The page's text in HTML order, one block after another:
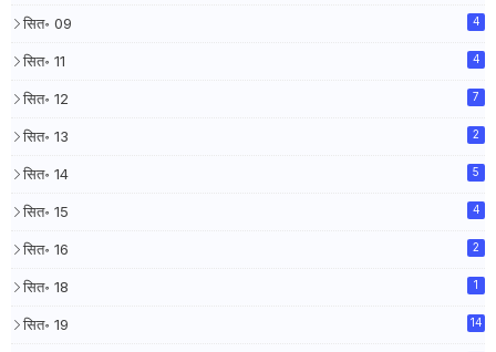
सित॰ 09 4
सित॰ 11 4
सित॰ 12 7
सित॰ 13 2
सित॰ 14 5
सित॰ 15 4
सित॰ 16 2
सित॰ 18 1
सित॰ 19 14